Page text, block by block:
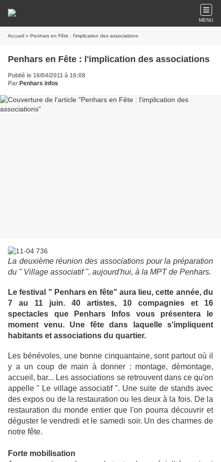
MENU
Accueil » Penhars en Fête : l'implication des associations
Penhars en Fête : l'implication des associations
Publié le 16/04/2011 à 16:08
Par Penhars infos
La deuxième réunion des associations pour la préparation
du " Village associatif ", aujourd'hui, à la MPT de Penhars.
Le festival " Penhars en fête" aura lieu, cette année, du
7 au 11 juin. 40 artistes, 10 compagnies et 16
spectacles que Penhars Infos vous présentera le
moment venu. Une fête dans laquelle s'impliquent
habitants et associations du quartier.
Les bénévoles, une bonne cinquantaine, sont partout où il
y a un coup de main à donner : montage, démontage,
accueil, bar... Les associations se retrouvent dans ce qu'on
appelle " Le village associatif ". Une suite de stands avec
des expos ou de la restauration ou les deux à la fois. De la
restauration du monde entier que l'on pourra découvrir et
déguster le vendredi et le samedi soir. Un des charmes de
notre fête.
Forte mobilisation